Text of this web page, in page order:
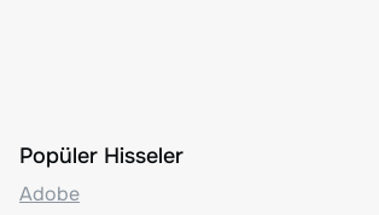
Popüler Hisseler
Adobe